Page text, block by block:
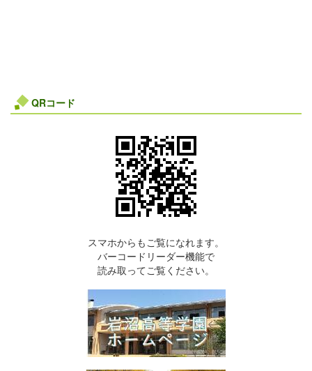
QRコード
スマホからもご覧になれます。
バーコードリーダー機能で
読み取ってご覧ください。